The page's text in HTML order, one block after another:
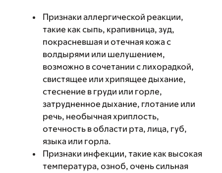
Признаки аллергической реакции,
такие как сыпь, крапивница, зуд,
покрасневшая и отечная кожа с
волдырями или шелушением,
возможно в сочетании с лихорадкой,
свистящее или хрипящее дыхание,
стеснение в груди или горле,
затрудненное дыхание, глотание или
речь, необычная хриплость,
отечность в области рта, лица, губ,
языка или горла.
Признаки инфекции, такие как высокая
температура, озноб, очень сильная